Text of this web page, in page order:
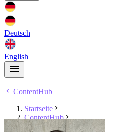
Deutsch
English
ContentHub
Startseite
ContentHub
Nicole Eisebraun